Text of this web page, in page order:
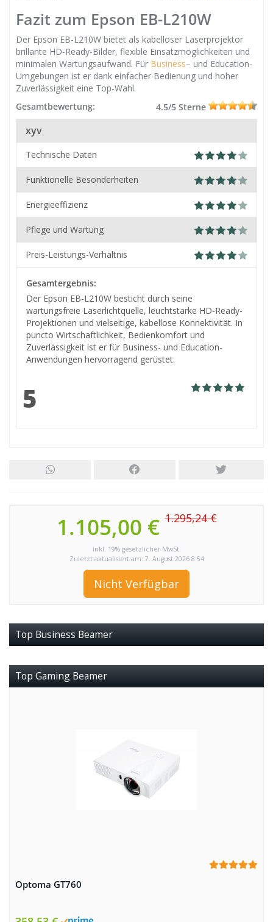
Fazit zum Epson EB-L210W
Der Epson EB-L210W bietet als kabelloser Laserprojektor
brillante HD-Ready-Bilder, flexible Einsatzmöglichkeiten und
minimalen Wartungsaufwand. Für Business– und Education-
Umgebungen ist er dank einfacher Bedienung und hoher
Zuverlässigkeit eine Top-Wahl.
Gesamtbewertung:
4.5/5 Sterne
xyv
Technische Daten
Funktionelle Besonderheiten
Energieeffizienz
Pflege und Wartung
Preis-Leistungs-Verhältnis
Gesamtergebnis:
Der Epson EB-L210W besticht durch seine
wartungsfreie Laserlichtquelle, leuchtstarke HD-Ready-
Projektionen und vielseitige, kabellose Konnektivität. In
puncto Wirtschaftlichkeit, Bedienkomfort und
Zuverlässigkeit ist er für Business- und Education-
Anwendungen hervorragend gerüstet.
5
1.105,00 €1.295,24 €
inkl. 19% gesetzlicher MwSt.
Zuletzt aktualisiert am: 7. August 2026 8:54
Nicht Verfügbar
Top Business Beamer
Top Gaming Beamer
Optoma GT760